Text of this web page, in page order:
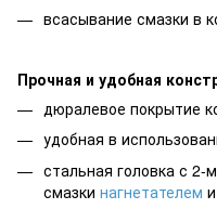
всасывание смазки в
Прочная и удобная
дюралевое покрытие
удобная в
стальная головка с 2-
смазки нагнетателем